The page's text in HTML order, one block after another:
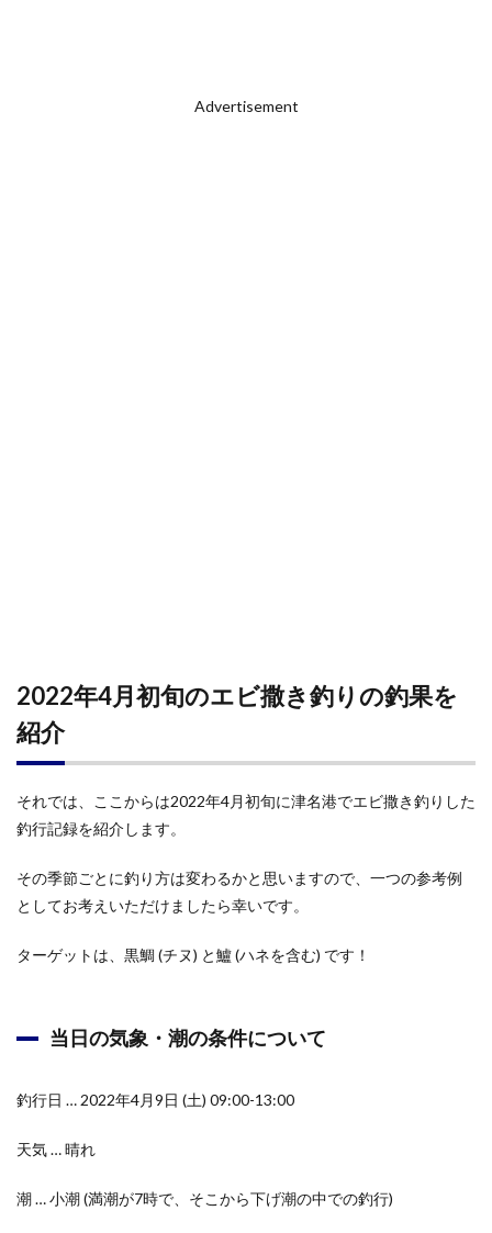
Advertisement
2022年4月初旬のエビ撒き釣りの釣果を
紹介
それでは、ここからは2022年4月初旬に津名港でエビ撒き釣りした
釣行記録を紹介します。
その季節ごとに釣り方は変わるかと思いますので、一つの参考例
としてお考えいただけましたら幸いです。
ターゲットは、黒鯛 (チヌ) と鱸 (ハネを含む) です！
当日の気象・潮の条件について
釣行日 … 2022年4月9日 (土) 09:00-13:00
天気 … 晴れ
潮 … 小潮 (満潮が7時で、そこから下げ潮の中での釣行)